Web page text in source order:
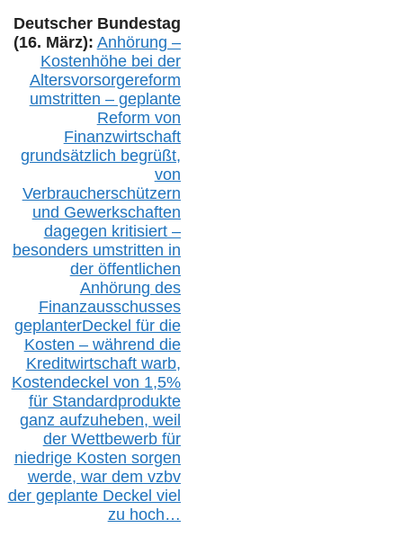
Deutscher Bundestag
(16. März): Anhörung –
Kostenhöhe bei der
Altersvorsorgereform
umstritten – geplante
Reform von
Finanzwirtschaft
grundsätzlich begrüßt,
von
Verbraucherschützern
und Gewerkschaften
dagegen kritisiert –
besonders umstritten in
der öffentlichen
Anhörung des
Finanzausschusses
geplanterDeckel für die
Kosten – während die
Kreditwirtschaft warb,
Kostendeckel von 1,5%
für Standardprodukte
ganz aufzuheben, weil
der Wettbewerb für
niedrige Kosten sorgen
werde, war dem vzbv
der geplante Deckel viel
zu hoch…